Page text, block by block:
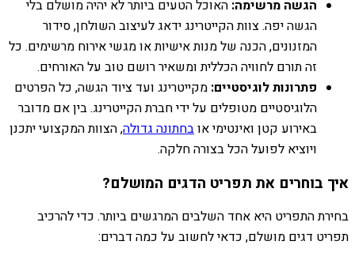
הגשה מרשימה: האוכל הטעים ביותר לא יהיה מושלם בלי
הגשה יפה. צוות הקייטרינג ידאג לעיצוב השולחן, סידור
המזנונים, הכנה של מנות אישיות או מגשי אירוח מרשימים. כל
זה תורם לחוויה הכללית ומשאיר רושם טוב על האורחים.
פתרונות לוגיסטיים: מקייטרינג ועד ציוד הגשה, כל הפרטים
הלוגיסטיים מטופלים על ידי חברת הקייטרינג. בין אם מדובר
באירוע קטן ואינטימי אובחתונה גדולה, הצוות המקצועי יתכנן
ויוציא לפועל הכל בצורה חלקה.
איך בוחרים את תפריט הדגים המושלם?
בחירת התפריט היא אחד השלבים המרגשים ביותר. כדי להרכיב
תפריט דגים מושלם, כדאי לחשוב על כמה דברים: